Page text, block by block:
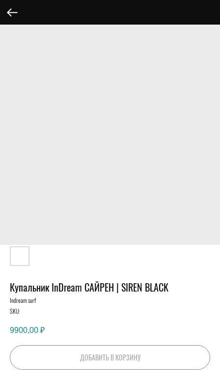
Купальник InDream САЙРЕН | SIREN BLACK
Indream surf
SKU:
9900,00 ₽
ДОБАВИТЬ В КОРЗИНУ